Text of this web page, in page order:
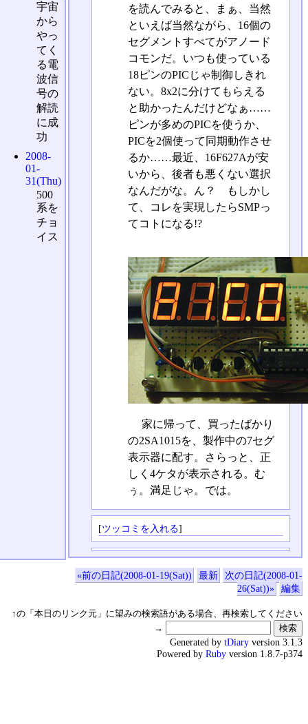
を読んでみると、まぁ、当然
といえば当然ながら、16個の
セグメントすべてがアノード
コモンだ。いつも使っている
18ピンのPICじゃ制御しきれ
ない。8x2に分けてもらえる
と助かったんだけどなぁ……
ピンが多めのPICを使うか、
PICを2個使って同期動作させ
るか……最近、16F627Aが安
いから、後者も悪くない選択
なんだがな。ん？ もしかし
て、コレを実現したらSMPっ
てコトになる!?
家に帰って、買ったばかり
の2SA1015を、製作中の7セグ
表示器に配す。さらっと、正
しく4ケタが表示される。む
ぅ。満足じゃ。では。
[ツッコミを入れる]
«前の日記(2008-01-19(Sat)) 最新
次の日記(2008-01-
26(Sat))»
編集
↑の「本日のリンク元」に望みの検索語がある場合、再検索してください
→
宇宙
から
やっ
てく
る電
波信
号の
解読
に成
功
2008-
01-
31(Thu)
500
系を
チョ
イス
Generated by tDiary version 3.1.3
Powered by Ruby version 1.8.7-p374